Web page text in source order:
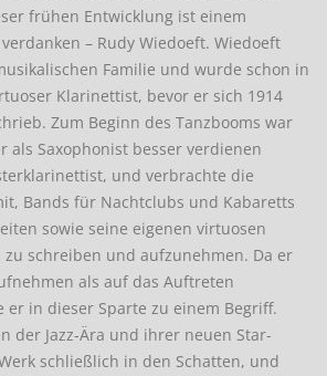
frühen Entwicklung ist einem
– Rudy Wiedoeft. Wiedoeft
Familie und wurde schon in
Klarinettist, bevor er sich 1914
Zum Beginn des Tanzbooms war
als Saxophonist besser verdienen
und verbrachte die
Bands für Nachtclubs und Kabaretts
sowie seine eigenen virtuosen
zu schreiben und aufzunehmen. Da er
als auf das Auftreten
er in dieser Sparte zu einem Begriff.
der Jazz-Ära und ihrer neuen Star-
schließlich in den Schatten, und